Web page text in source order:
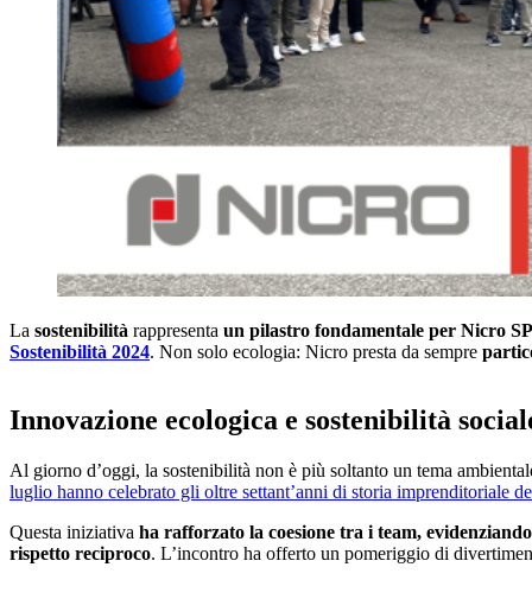
La sostenibilità rappresenta un pilastro fondamentale per Nicro
Sostenibilità 2024. Non solo ecologia: Nicro presta da sempre
Innovazione ecologica e sostenibilità
Al giorno d’oggi, la sostenibilità non è più soltanto un tema
luglio hanno celebrato gli oltre settant’anni di storia imprenditoriale
Questa iniziativa ha rafforzato la coesione tra i team,
rispetto reciproco. L’incontro ha offerto un pomeriggio di